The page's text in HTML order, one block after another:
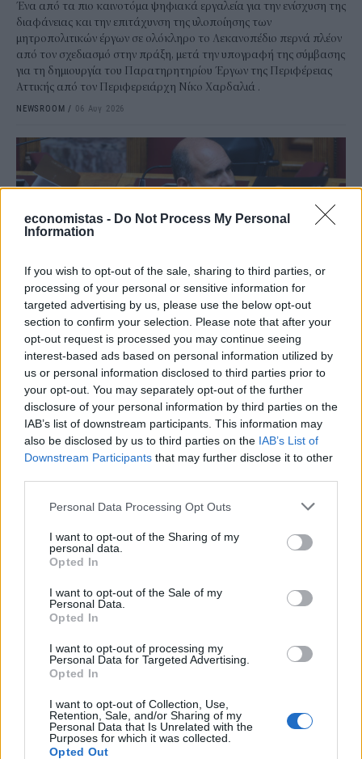
economistas - Do Not Process My Personal
Information
If you wish to opt-out of the sale, sharing to third parties, or
processing of your personal or sensitive information for
targeted advertising by us, please use the below opt-out
section to confirm your selection. Please note that after your
opt-out request is processed you may continue seeing
interest-based ads based on personal information utilized by
us or personal information disclosed to third parties prior to
your opt-out. You may separately opt-out of the further
disclosure of your personal information by third parties on the
IAB’s list of downstream participants. This information may
also be disclosed by us to third parties on the IAB’s List of
Downstream Participants that may further disclose it to other
Personal Data Processing Opt Outs
I want to opt-out of the Sharing of my
personal data.
Opted In
I want to opt-out of the Sale of my
Personal Data.
Opted In
I want to opt-out of processing my
Personal Data for Targeted Advertising.
Opted In
I want to opt-out of Collection, Use,
Retention, Sale, and/or Sharing of my
Personal Data that Is Unrelated with the
Purposes for which it was collected.
Opted Out
Ένα από τα πιο καινοτόμα ψηφιακά εργαλεία για την ενίσχυση της
διαφάνειας και την επιτάχυνση της υλοποίησης των
μητροπολιτικών έργων σε ολόκληρο το Λεκανοπέδιο περνά πλέον
από τον σχεδιασμό στην πράξη, μετά την υπογραφή της σύμβασης
για τη δημιουργία του Παρατηρητηρίου Έργων της Περιφέρειας
Αττικής από τον Περιφερειάρχη Νίκο Χαρδαλιά .
NEWSROOM / 06 Αυγ 2026
ΠΟΛΙΤΙΚΗ
Μαρκόπουλος: Επαφές με παραγωγικούς
φορείς της Μακεδονίας με φόντο τη ΔΕΘ
Σειρά συναντήσεων με εκπροσώπους της αγοράς, των
επιμελητηρίων και της τοπικής κοινωνίας σε Κεντρική και Δυτική
Μακεδονία είχε ο υφυπουργός Εθνικής Οικονομίας και
Οικονομικών, αρμόδιος για τη φορολογική πολιτική, Δημήτρης
διαλόγου με τους παραγωγικούς και επαγγελματικούς φορείς πριν
από τη Διεθνή Έκθεση Θεσσαλονίκης.
ΠΟΛΙΤΙΚΗ